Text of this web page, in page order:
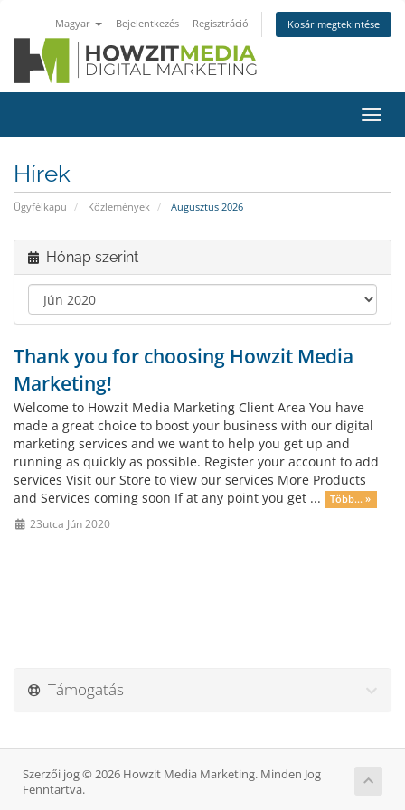
Magyar Bejelentkezés Regisztráció Kosár megtekintése
a
Hírek
Ügyfélkapu Közlemények Augusztus 2026
Hónap szerint
Thank you for choosing Howzit Media
Marketing!
Welcome to Howzit Media Marketing Client Area You have
made a great choice to boost your business with our digital
marketing services and we want to help you get up and
running as quickly as possible. Register your account to add
services Visit our Store to view our services More Products
and Services coming soon If at any point you get ...
Több... »
23utca Jún 2020
Támogatás
Szerzői jog © 2026 Howzit Media Marketing. Minden Jog
Fenntartva.